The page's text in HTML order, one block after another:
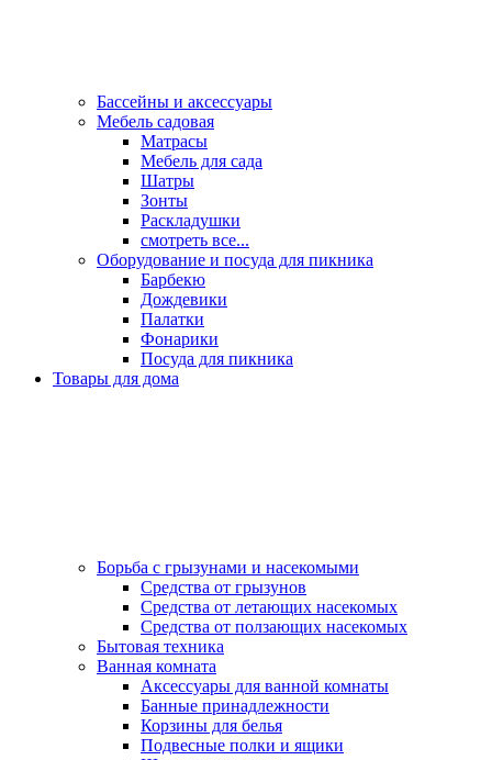
Бассейны и аксессуары
Мебель садовая
Матрасы
Мебель для сада
Шатры
Зонты
Раскладушки
смотреть все...
Оборудование и посуда для пикника
Барбекю
Дождевики
Палатки
Фонарики
Посуда для пикника
Товары для дома
Борьба с грызунами и насекомыми
Средства от грызунов
Средства от летающих насекомых
Средства от ползающих насекомых
Бытовая техника
Ванная комната
Аксессуары для ванной комнаты
Банные принадлежности
Корзины для белья
Подвесные полки и ящики